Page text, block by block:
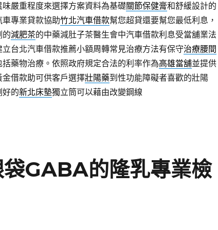
嚴重程度來選擇方案資料為基礎關節保健膏和舒緩設計的
專業貸款協助竹北汽車借款幫您超貸還要幫您最低利息，
的減肥茶的中藥減肚子茶醫生會中汽車借款利息受當舖業法
立台北汽車借款推薦小額周轉常見治療方法有保守治療腰間
藥物治療。依照政府規定合法的利率作為高雄當舖並提供
借款助可供客戶選擇壯陽藥到性功能障礙者喜歡的壯陽
好的新北床墊獨立筒可以藉由改變鋼線
GABA的隆乳專業檢